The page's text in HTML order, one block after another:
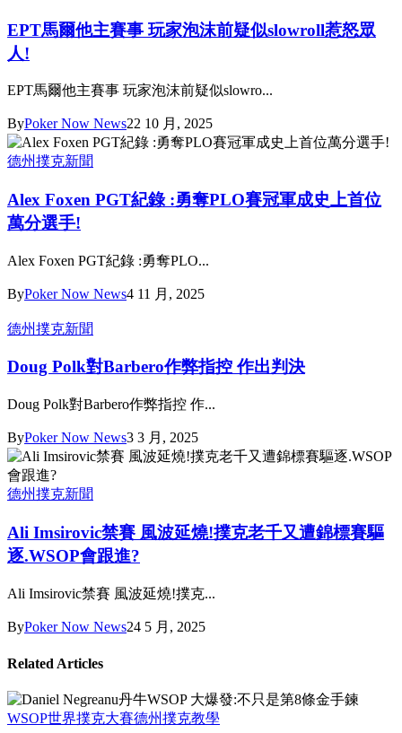
EPT馬爾他主賽事 玩家泡沫前疑似slowroll惹怒眾
人!
EPT馬爾他主賽事 玩家泡沫前疑似slowro...
ByPoker Now News22 10 月, 2025
德州撲克新聞
Alex Foxen PGT紀錄 :勇奪PLO賽冠軍成史上首位
萬分選手!
Alex Foxen PGT紀錄 :勇奪PLO...
ByPoker Now News4 11 月, 2025
德州撲克新聞
Doug Polk對Barbero作弊指控 作出判決
Doug Polk對Barbero作弊指控 作...
ByPoker Now News3 3 月, 2025
德州撲克新聞
Ali Imsirovic禁賽 風波延燒!撲克老千又遭錦標賽驅
逐.WSOP會跟進?
Ali Imsirovic禁賽 風波延燒!撲克...
ByPoker Now News24 5 月, 2025
Related Articles
WSOP世界撲克大賽德州撲克教學